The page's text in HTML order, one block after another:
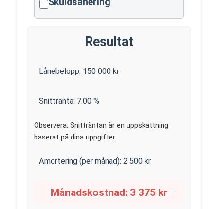
Resultat
Lånebelopp: 150 000 kr
Snittränta: 7.00 %
Observera: Snitträntan är en uppskattning
baserat på dina uppgifter.
Amortering (per månad): 2 500 kr
Månadskostnad: 3 375 kr